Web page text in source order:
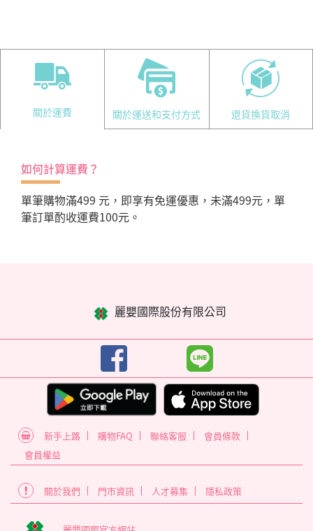
關於運費 關於運送和支付方式 退貨換貨取消
如何計算運費？
單筆購物滿499 元，即享有免運優惠，未滿499元，單
筆訂單酌收運費100元。
麗嬰國際股份有限公司
新手上路 購物FAQ 聯絡客服
會員條款
會員權益
關於我們 門市資訊 人才募集 隱私政策